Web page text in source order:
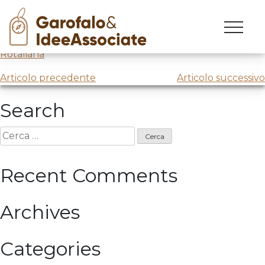
Skip
content
Corso di formazione #3 per Gruppo Enoturismo
Rotaliana
Navigazione
articoli
Articolo precedente Articolo successivo
Search
Ricerca
per:
Recent Comments
Archives
Categories